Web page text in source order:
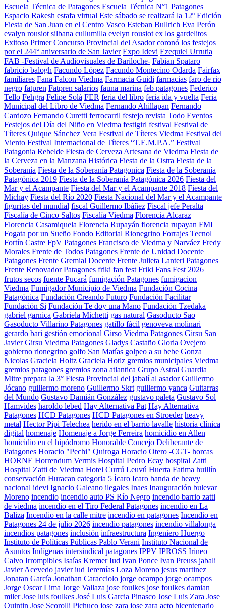
Escuela Técnica de Patagones Escuela Técnica N°1 Patagones
Espacio Rakesh estafa virtual Este sábado se realizará la 12º Edición
Fiesta de San Juan en el Centro Vasco Esteban Bullrich Eva Perón
evalyn rousiot silbana cullumilla evelyn rousiot ex los gardelitos
Exitoso Primer Concurso Provincial del Asador coronó los festejos
por el 244° aniversario de San Javier Expo Idevi Ezequiel Urrutia
FAB -Festival de Audiovisuales de Bariloche- Fabian Spataro
fabricio balogh Facundo López Facundo Montecino Odarda Fairfax
familiares Fana Falcon Viedma Farmacia Guidi farmacias faro de rio
negro fatpren Fatpren salarios fauna marina feb patagones Federico
Tello Fehgra Felipe Solá FER feria del libro feria ida y vuelta Feria
Municipal del Libro de Viedma Fernando Ahillapan Fernando
Cardozo Fernando Curetti ferrocarril festejo revista Todo Eventos
Festejos del Día del Niño en Viedma festigirl festival Festival de
Títeres Quique Sánchez Vera Festival de Títeres Viedma Festival del
Viento Festival Internacional de Títeres “T.E.M.P.A.” Festival
Patagonia Rebelde Fiesta de Cerveza Artesana de Viedma Fiesta de
la Cerveza en la Manzana Histórica Fiesta de la Ostra Fiesta de la
Soberanía Fiesta de la Soberanía Patagonica Fiesta de la Soberanía
Patagónica 2019 Fiesta de la Soberanía Patagónica 2026 Fiesta del
Mar y el Acampante Fiesta del Mar y el Acampante 2018 Fiesta del
Michay Fiesta del Río 2020 Fiesta Nacional del Mar y el Acampante
figuritas del mundial fiscal Guillermo Ibáñez Fiscal jefe Peralta
Fiscalía de Cinco Saltos Fiscalía Viedma Florencia Alcaraz
Florencia Casamiquela Florencia Rupayán florencia rupayan FMI
Fogata por un Sueño Fondo Editorial Rionegrino Forrajes Tecnol
Fortín Castre FpV Patagones Francisco de Viedma y Narváez Fredy
Morales Frente de Todos Patagones Frente de Unidad Docente
Patagones Frente Gremial Docente Frente Julieta Lanteri Patagones
Frente Renovador Patagones friki fan fest Friki Fans Fest 2026
frutos secos fuente Pucará fumigación Patagones fumigacion
Viedma Fumigador Municipio de Viedma Fundación Cocina
Patagónica Fundación Creando Futuro Fundación Facilitar
Fundación Si Fundación Te doy una Mano Fundación Tzedaka
gabriel garnica Gabriela Michetti gas natural Gasoducto Sao
Gasoducto Villarino Patagones gatillo fácil genoveva molinari
gerardo bari gestión emocional Girso Viedma Patagones Girsu San
Javier Girsu Viedma Patagones Gladys Castaño Gloria Ovejero
gobierno rionegrino golfo San Matías golpeo a su bebe Gonza
Nicolas Graciela Holtz Graciela Hotlz gremios municipales Viedma
gremios patagones gremios zona atlantica Grupo Astral Guardia
Mitre prepara la 3° Fiesta Provincial del jabalí al asador Guillermo
Jócano guillermo moreno Guillermo Skrt guillermo yanca Guitarras
del Mundo Gustavo Damián González gustavo paleta Gustavo Sol
Hamvides haroldo lebed Hay Alternativa Pat Hay Alternativa
Patagones HCD Patagones HCD Patagones en Stroeder heavy
metal Hector Pipi Telechea herido en el barrio lavalle historia clínica
digital homenaje Homenaje a Jorge Ferreira homicidio en Allen
homicidio en el hipódromo Honorable Concejo Deliberante de
Patagones Horacio "Pechi" Quiroga Horacio Otero -CGT- horcas
HORNE Horrendum Vermis Hospital Pedro Ecay hospital Zatti
Hospital Zatti de Viedma Hotel Currú Leuvú Huerta Fatima huillín
conservación Huracan categoria 5 Ícaro Icaro banda de heavy
nacional idevi Ignacio Galeano ilegales Inaes Inauguración bulevar
Moreno incendio incendio auto PS Río Negro incendio barrio zatti
de viedma incendio en el Tiro Federal Patagones incendio en La
Baliza Incendio en la calle mitre incendio en patagones Incendio en
Patagones 24 de julio 2026 incendio patagones incendio villalonga
incendios patagones inclusión infraestructura Ingeniero Huergo
Instituto de Políticas Públicas Pablo Verani Instituto Nacional de
Asuntos Indígenas intersindical patagones IPPV IPROSS Irineo
Calvo Irrompibles Isaías Kremer Iud Ivan Ponce Ivan Preuss jabali
Javier Acevedo javier iud Jeremías Loza Moreno jesus martinez
Jonatan García Jonathan Caracciolo jorge ocampo jorge ocampos
Jorge Oscar Lima Jorge Vallaza jose foulkes jose foulkes damian
miler Jose luis foulkes José Luis Garcia Pinasco Jose Luis Zara Jose
Quintin Jose Scorolli Pichuco jose zara jose zara acto bicentenario